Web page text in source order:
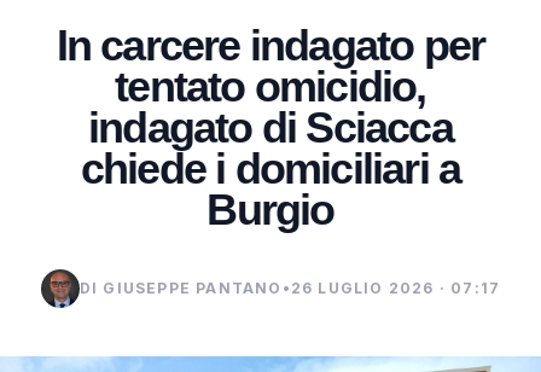
In carcere indagato per
tentato omicidio,
indagato di Sciacca
chiede i domiciliari a
Burgio
DI GIUSEPPE PANTANO • 26 LUGLIO 2026 · 07:17